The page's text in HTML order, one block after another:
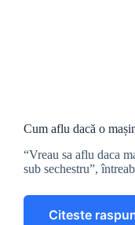
Cum aflu dacă o
“Vreau sa aflu daca
sub sechestru”,
Citeste Cum